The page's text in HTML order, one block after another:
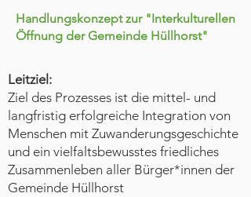
Handlungskonzept zur "Interkulturellen
Öffnung der Gemeinde Hüllhorst"
Leitziel:
Ziel des Prozesses ist die mittel- und
langfristig erfolgreiche Integration von
Menschen mit Zuwanderungsgeschichte
und ein vielfaltsbewusstes friedliches
Zusammenleben aller Bürger*innen der
Gemeinde Hüllhorst